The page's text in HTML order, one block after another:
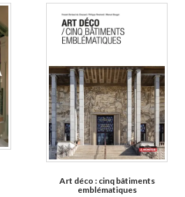
Art déco : cinq bâtiments
emblématiques